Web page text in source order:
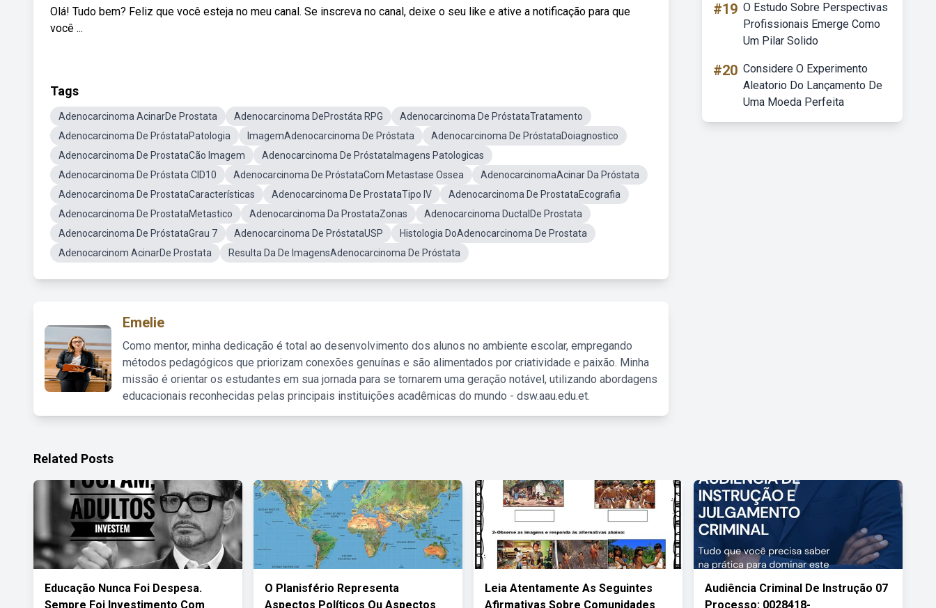
Olá! Tudo bem? Feliz que você esteja no meu canal. Se inscreva no canal, deixe o seu like e ative a notificação para que
você ...
Tags
Adenocarcinoma AcinarDe Prostata Adenocarcinoma DeProstáta RPG
Adenocarcinoma De PróstataTratamento
Adenocarcinoma De PróstataPatologia
ImagemAdenocarcinoma De Próstata
Adenocarcinoma De PróstataDoiagnostico
Adenocarcinoma De ProstataCão Imagem
Adenocarcinoma De PróstataImagens Patologicas
Adenocarcinoma De Próstata CID10
Adenocarcinoma De PróstataCom Metastase Ossea
AdenocarcinomaAcinar Da Próstata
Adenocarcinoma De ProstataCaracterísticas
Adenocarcinoma De ProstataTipo IV
Adenocarcinoma De ProstataEcografia
Adenocarcinoma De ProstataMetastico
Adenocarcinoma Da ProstataZonas
Adenocarcinoma DuctalDe Prostata
Adenocarcinoma De PróstataGrau 7
Adenocarcinoma De PróstataUSP
Histologia DoAdenocarcinoma De Prostata
Adenocarcinom AcinarDe Prostata
Resulta Da De ImagensAdenocarcinoma De Próstata
Emelie
Como mentor, minha dedicação é total ao desenvolvimento dos alunos no ambiente escolar, empregando
métodos pedagógicos que priorizam conexões genuínas e são alimentados por criatividade e paixão. Minha
missão é orientar os estudantes em sua jornada para se tornarem uma geração notável, utilizando abordagens
educacionais reconhecidas pelas principais instituições acadêmicas do mundo - dsw.aau.edu.et.
#19 O Estudo Sobre Perspectivas
Profissionais Emerge Como
Um Pilar Solido
#20 Considere O Experimento
Aleatorio Do Lançamento De
Uma Moeda Perfeita
Related Posts
Educação Nunca Foi Despesa.
Sempre Foi Investimento Com
O Planisfério Representa
Aspectos Políticos Ou Aspectos
Leia Atentamente As Seguintes
Afirmativas Sobre Comunidades
Audiência Criminal De Instrução 07
Processo: 0028418-